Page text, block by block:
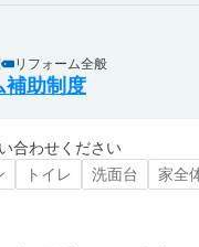
リフォーム全般
補助制度
合わせください
トイレ 洗面台 家全